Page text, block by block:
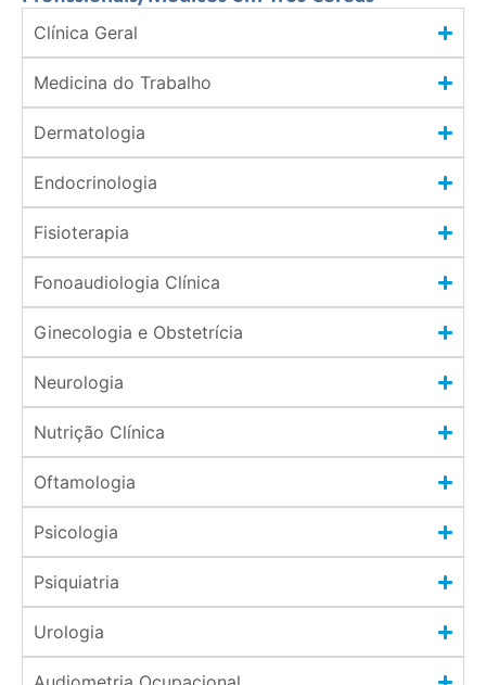
Clínica Geral
Medicina do Trabalho
Dermatologia
Endocrinologia
Fisioterapia
Fonoaudiologia Clínica
Ginecologia e Obstetrícia
Neurologia
Nutrição Clínica
Oftamologia
Psicologia
Psiquiatria
Urologia